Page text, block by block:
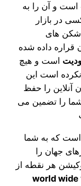
و آن را به
در بازار
شکن های
قراره داده شده
است و هیچ
نکرده است این
آنلاین را حفظ
را تضمین می
است که به شما
جهان را
هر نقطه از
world wide